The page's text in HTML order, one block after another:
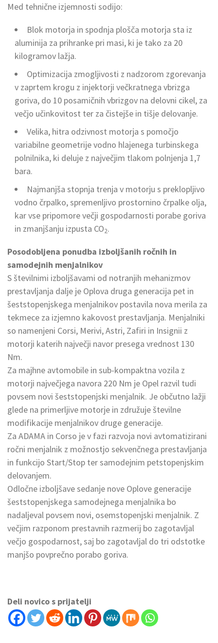
Med tehnične izjemnosti sodijo:
Blok motorja in spodnja plošča motorja sta iz
aluminija za prihranke pri masi, ki je tako za 20
kilogramov lažja.
Optimizacija zmogljivosti z nadzorom zgorevanja
v zaprtem krogu z injektorji večkratnega vbrizga
goriva, do 10 posamičnih vbrizgov na delovni cikel, za
večjo učinkovitost ter za čistejše in tišje delovanje.
Velika, hitra odzivnost motorja s pomočjo
variabilne geometrije vodno hlajenega turbinskega
polnilnika, ki deluje z največjim tlakom polnjenja 1,7
bara.
Najmanjša stopnja trenja v motorju s preklopljivo
vodno črpalko, spremenljivo prostornino črpalke olja,
kar vse pripomore večji gospodarnosti porabe goriva
in zmanjšanju izpusta CO2.
Posodobljena ponudba izboljšanih ročnih in
samodejnih menjalnikov
S številnimi izboljšavami od notranjih mehanizmov
prestavljanja dalje je Oplova druga generacija pet in
šeststopenjskega menjalnikov postavila nova merila za
tekmece za izjemno kakovost prestavljanja. Menjalniki
so namenjeni Corsi, Merivi, Astri, Zafiri in Insignii z
motorji katerih največji navor presega vrednost 130
Nm.
Za majhne avtomobile in sub-kompaktna vozila z
motorji največjega navora 220 Nm je Opel razvil tudi
povsem novi šeststopenjski menjalnik. Je občutno lažji
glede na primerljive motorje in združuje številne
modifikacije menjalnikov druge generacije.
Za ADAMA in Corso je v fazi razvoja novi avtomatizirani
ročni menjalnik z možnostjo sekvenčnega prestavljanja
in funkcijo Start/Stop ter samodejnim petstopenjskim
delovanjem.
Odločne izboljšave sedanje nove Oplove generacije
šeststopenjskega samodejnega menjalnika bo
nadaljeval povsem novi, osemstopenjski menjalnik. Z
večjim razponom prestavnih razmerij bo zagotavljal
večjo gospodarnost, saj bo zagotavljal do tri odstotke
manjšo povprečno porabo goriva.
Deli novico s prijatelji